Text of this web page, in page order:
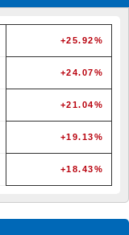
+25.92%
+24.07%
+21.04%
+19.13%
+18.43%